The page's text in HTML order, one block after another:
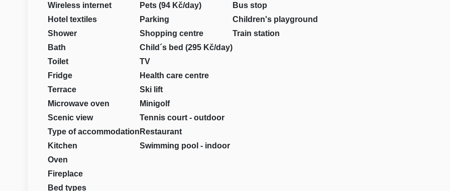
Wireless internet
Hotel textiles
Shower
Bath
Toilet
Fridge
Terrace
Microwave oven
Scenic view
Type of accommodation
Kitchen
Oven
Fireplace
Bed types
Pets (94 Kč/day)
Parking
Shopping centre
Child´s bed (295 Kč/day)
TV
Health care centre
Ski lift
Minigolf
Tennis court - outdoor
Restaurant
Swimming pool - indoor
Bus stop
Children's playground
Train station